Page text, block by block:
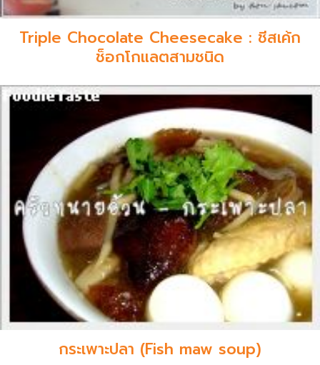
Triple Chocolate Cheesecake : ชีสเค้ก
ช็อกโกแลตสามชนิด
กระเพาะปลา (Fish maw soup)